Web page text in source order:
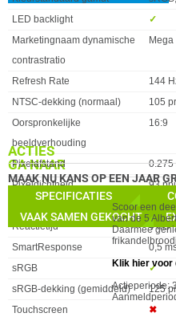
GA NAAR
SPECIFICATIES
VAAK SAMEN GEKOCHT
LED backlight
✓︎
Marketingnaam dynamische
contrastratio
Refresh Rate
144
NTSC-dekking (normaal)
105
Oorspronkelijke
beeldverhouding
16:9
Pixelafstand
0.275
Pixeldichtheid
93 ppi
1920
Reactietijd
4 ms
SmartResponse
0,5
sRGB
✓︎
sRGB-dekking (gemiddeld)
125
Touchscreen
✖︎
ACTIES
MAAK NU KANS OP EEN JAAR
FRIKANDELBROODJES!
Scoor een
van de 5
Daarmee
Klik hier voor
Actieperiode: